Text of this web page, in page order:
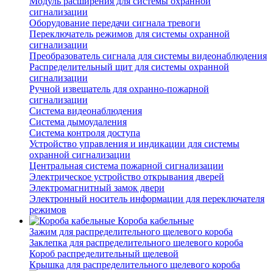
сигнализации
Оборудование передачи сигнала тревоги
Переключатель режимов для системы охранной
сигнализации
Преобразователь сигнала для системы видеонаблюдения
Распределительный щит для системы охранной
сигнализации
Ручной извещатель для охранно-пожарной
сигнализации
Система видеонаблюдения
Система дымоудаления
Система контроля доступа
Устройство управления и индикации для системы
охранной сигнализации
Центральная система пожарной сигнализации
Электрическое устройство открывания дверей
Электромагнитный замок двери
Электронный носитель информации для переключателя
режимов
Короба кабельные
Зажим для распределительного щелевого короба
Заклепка для распределительного щелевого короба
Короб распределительный щелевой
Крышка для распределительного щелевого короба